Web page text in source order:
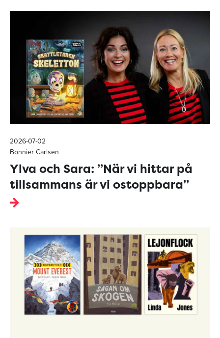
2026-07-02
Bonnier Carlsen
Ylva och Sara: ”När vi hittar på
tillsammans är vi ostoppbara”